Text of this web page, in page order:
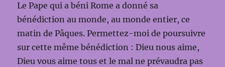
Le Pape qui a béni Rome a donné sa
bénédiction au monde, au monde entier, ce
matin de Pâques. Permettez-moi de poursuivre
sur cette même bénédiction : Dieu nous aime,
Dieu vous aime tous et le mal ne prévaudra pas